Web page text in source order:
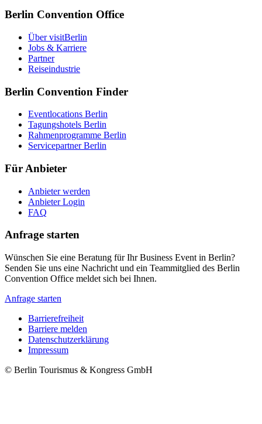
Berlin Convention Office
Über visitBerlin
Jobs & Karriere
Partner
Reiseindustrie
Berlin Convention Finder
Eventlocations Berlin
Tagungshotels Berlin
Rahmenprogramme Berlin
Servicepartner Berlin
Für Anbieter
Anbieter werden
Anbieter Login
FAQ
Anfrage starten
Wünschen Sie eine Beratung für Ihr Business Event in Berlin?
Senden Sie uns eine Nachricht und ein Teammitglied des Berlin
Convention Office meldet sich bei Ihnen.
Anfrage starten
Metanavigation
Barrierefreiheit
Barriere melden
Datenschutzerklärung
Impressum
© Berlin Tourismus & Kongress GmbH